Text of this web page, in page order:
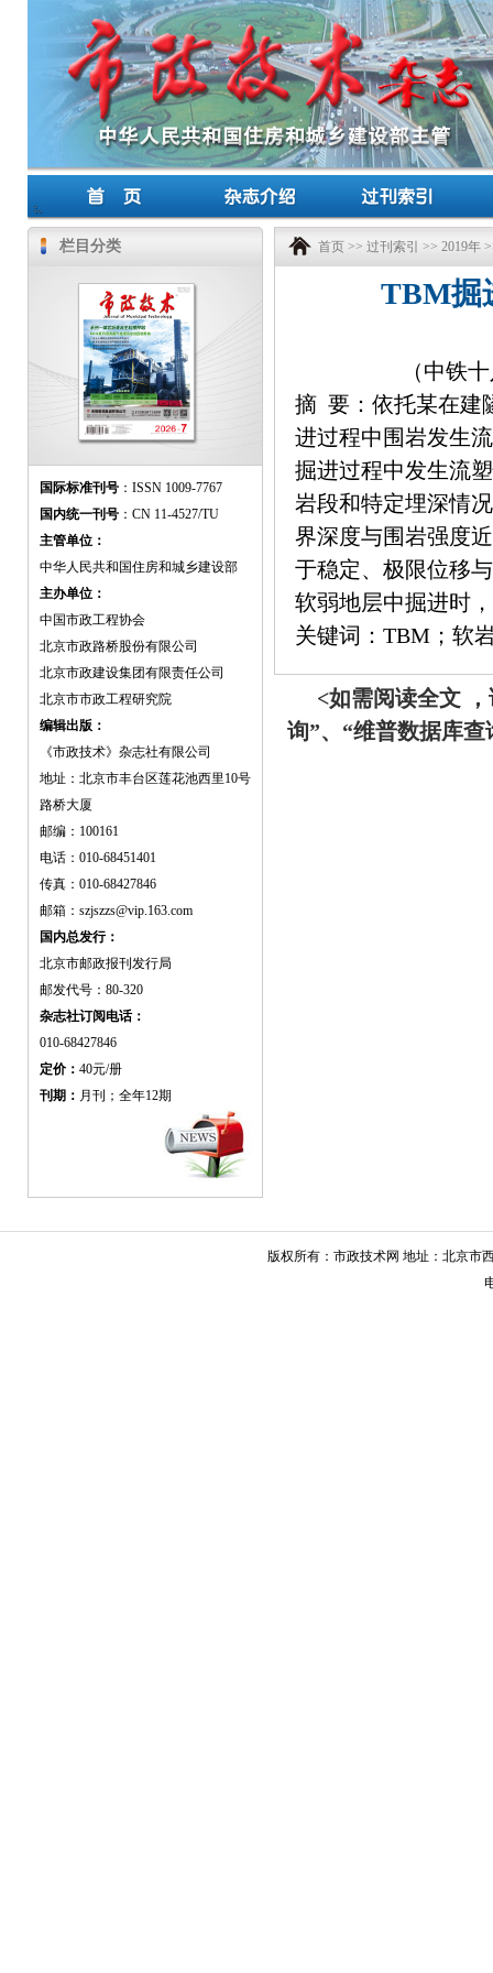
栏目分类
国际标准刊号 ：ISSN 1009-7767
国内统一刊号 ：CN 11-4527/TU
主管单位：
中华人民共和国住房和城乡建设部
主办单位：
中国市政工程协会
北京市政路桥股份有限公司
北京市政建设集团有限责任公司
北京市市政工程研究院
编辑出版：
《市政技术》杂志社有限公司
地址：北京市丰台区莲花池西里10号
路桥大厦
邮编：100161
电话：010-68451401
传真：010-68427846
邮箱：szjszzs@vip.163.com
国内总发行：
北京市邮政报刊发行局
邮发代号：80-320
杂志社订阅电话：
010-68427846
定价： 40元/册
刊期： 月刊；全年12期
首页 >> 过刊索引 >> 2019年
TBM掘
（中铁
摘 要：依托某在建
进过程中围岩发生
掘进过程中发生流
岩段和特定埋深情
界深度与围岩强度
于稳定、极限位移
软弱地层中掘进时
关键词：TBM；软
<如需阅读全文
询”、“维普数据库
版权所有：市政技术网 地址：北京市